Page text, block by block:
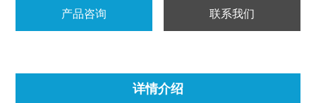
产品咨询 联系我们
详情介绍